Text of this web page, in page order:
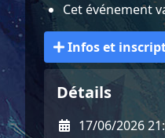
Cet événement
Infos et
Détails
17/06/2026